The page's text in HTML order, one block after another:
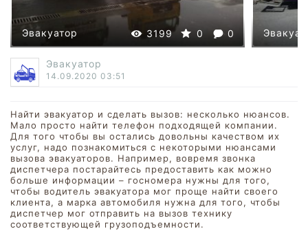
3199 0 0
Эвакуатор
Эвакуатор
14.09.2020 03:51
Найти эвакуатор и сделать вызов: несколько нюансов.
Мало просто найти телефон подходящей компании.
Для того чтобы вы остались довольны качеством их
услуг, надо познакомиться с некоторыми нюансами
вызова эвакуаторов. Например, вовремя звонка
диспетчера постарайтесь предоставить как можно
больше информации – госномера нужны для того,
чтобы водитель эвакуатора мог проще найти своего
клиента, а марка автомобиля нужна для того, чтобы
диспетчер мог отправить на вызов технику
соответствующей грузоподъемности.